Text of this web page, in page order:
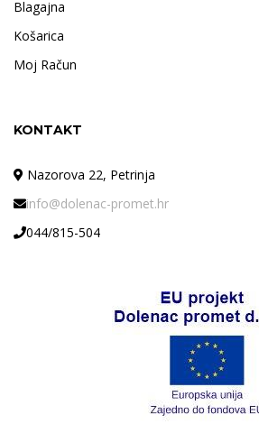
Blagajna
Košarica
Moj Račun
KONTAKT
Nazorova 22, Petrinja
info@dolenac-promet.hr
044/815-504